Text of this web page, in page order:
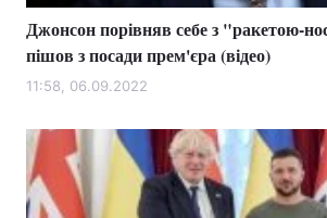
Джонсон порівняв себе з "ракетою-
пішов з посади прем'єра (відео)
11:58, 06.09.2022